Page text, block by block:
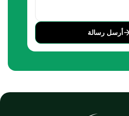
أرسل رسالة